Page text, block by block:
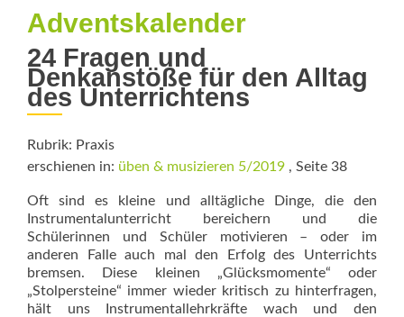
Adventskalender
24 Fragen und
Denkanstöße für den Alltag
des Unterrichtens
Rubrik: Praxis
erschienen in: üben & musizieren 5/2019 , Seite 38
Oft sind es kleine und alltägliche Dinge, die den
Instrumentalunterricht bereichern und die
Schülerinnen und Schüler motivieren – oder im
anderen Falle auch mal den Erfolg des Unterrichts
bremsen. Diese kleinen „Glücksmomente“ oder
„Stolpersteine“ immer wieder kritisch zu hinterfragen,
hält uns Instrumentallehrkräfte wach und den